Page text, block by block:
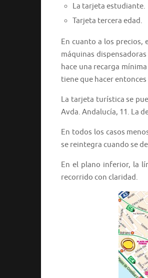
La tarjeta estudiante.
Tarjeta tercera edad.
En cuanto a los precios,
máquinas
hace una recarga
tiene que hacer
La tarjeta turística se
Avda. Andalucía, 11. La
En todos los casos
se reintegra cuando se
En el plano inferior, la
recorrido con claridad.